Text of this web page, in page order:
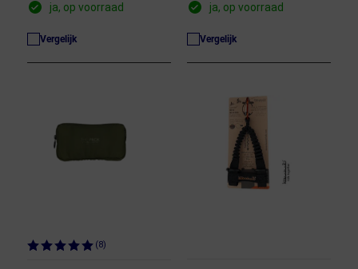
ja, op voorraad
Vergelijk
ja, op voorraad
Vergelijk
(8)